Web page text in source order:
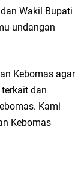
Wakil Bupati
undangan
Kebomas agar
dan
Kami
Kebomas